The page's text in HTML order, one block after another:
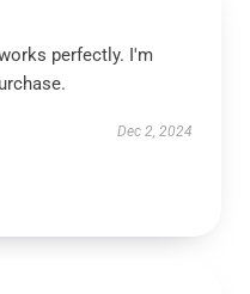
perfectly. I'm
Dec 2, 2024